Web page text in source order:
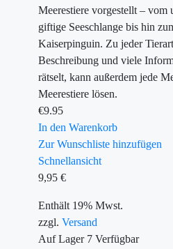
Meerestiere vorgestellt –
giftige Seeschlange bis hin
Kaiserpinguin. Zu jeder
Beschreibung und viele
rätselt, kann außerdem jede
Meerestiere lösen.
€9.95
In den Warenkorb
Zur Wunschliste hinzufügen
Schnellansicht
9,95 €
Enthält 19% Mwst.
zzgl. Versand
Auf Lager7 Verfügbar